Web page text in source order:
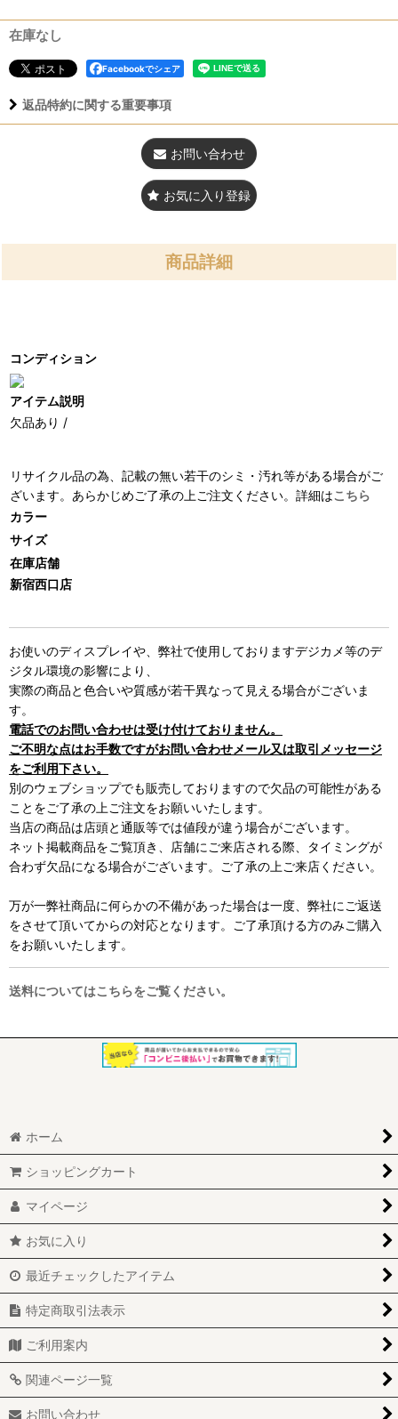
在庫なし
Facebookでシェア
返品特約に関する重要事項
お問い合わせ
お気に入り登録
商品詳細
コンディション
アイテム説明
欠品あり /
リサイクル品の為、記載の無い若干のシミ・汚れ等がある場合がご
ざいます。あらかじめご了承の上ご注文ください。詳細はこちら
カラー
サイズ
在庫店舗
新宿西口店
お使いのディスプレイや、弊社で使用しておりますデジカメ等のデ
ジタル環境の影響により、
実際の商品と色合いや質感が若干異なって見える場合がございま
す。
電話でのお問い合わせは受け付けておりません。
ご不明な点はお手数ですがお問い合わせメール又は取引メッセージ
をご利用下さい。
別のウェブショップでも販売しておりますので欠品の可能性がある
ことをご了承の上ご注文をお願いいたします。
当店の商品は店頭と通販等では値段が違う場合がございます。
ネット掲載商品をご覧頂き、店舗にご来店される際、タイミングが
合わず欠品になる場合がございます。ご了承の上ご来店ください。
万が一弊社商品に何らかの不備があった場合は一度、弊社にご返送
をさせて頂いてからの対応となります。ご了承頂ける方のみご購入
をお願いいたします。
送料についてはこちらをご覧ください。
ホーム
ショッピングカート
マイページ
お気に入り
最近チェックしたアイテム
特定商取引法表示
ご利用案内
関連ページ一覧
お問い合わせ